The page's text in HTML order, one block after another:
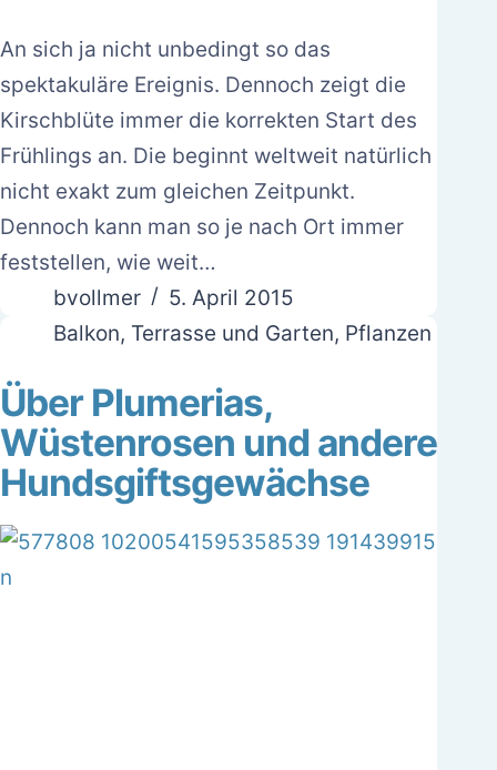
An sich ja nicht unbedingt so das
spektakuläre Ereignis. Dennoch zeigt die
Kirschblüte immer die korrekten Start des
Frühlings an. Die beginnt weltweit natürlich
nicht exakt zum gleichen Zeitpunkt.
Dennoch kann man so je nach Ort immer
feststellen, wie weit…
bvollmer
5. April 2015
Balkon, Terrasse und Garten, Pflanzen
Über Plumerias,
Wüstenrosen und andere
Hundsgiftsgewächse